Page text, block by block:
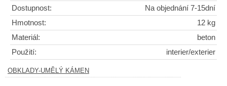
Dostupnost:
Na objednání 7-15dní
Hmotnost:
12 kg
Materiál:
beton
Použití:
interier/exterier
OBKLADY-UMĚLÝ KÁMEN